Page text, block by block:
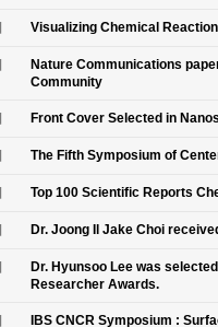
Visualizing Chemical
Nature Communications
Community
Front Cover Selected in
The Fifth Symposium of
Top 100 Scientific Reports
Dr. Joong Il Jake Choi
Dr. Hyunsoo Lee was
Researcher Awards.
IBS CNCR Symposium :